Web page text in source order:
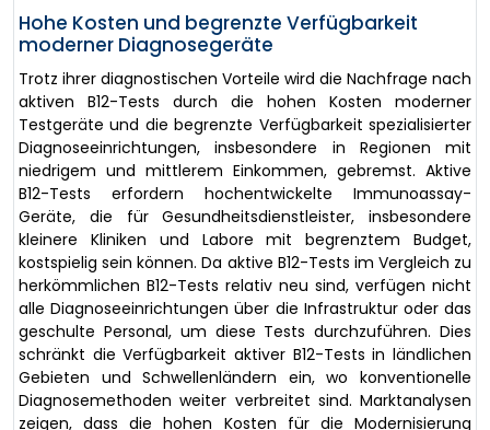
Hohe Kosten und begrenzte Verfügbarkeit
moderner Diagnosegeräte
Trotz ihrer diagnostischen Vorteile wird die Nachfrage nach
aktiven B12-Tests durch die hohen Kosten moderner
Testgeräte und die begrenzte Verfügbarkeit spezialisierter
Diagnoseeinrichtungen, insbesondere in Regionen mit
niedrigem und mittlerem Einkommen, gebremst. Aktive
B12-Tests erfordern hochentwickelte Immunoassay-
Geräte, die für Gesundheitsdienstleister, insbesondere
kleinere Kliniken und Labore mit begrenztem Budget,
kostspielig sein können. Da aktive B12-Tests im Vergleich zu
herkömmlichen B12-Tests relativ neu sind, verfügen nicht
alle Diagnoseeinrichtungen über die Infrastruktur oder das
geschulte Personal, um diese Tests durchzuführen. Dies
schränkt die Verfügbarkeit aktiver B12-Tests in ländlichen
Gebieten und Schwellenländern ein, wo konventionelle
Diagnosemethoden weiter verbreitet sind. Marktanalysen
zeigen, dass die hohen Kosten für die Modernisierung